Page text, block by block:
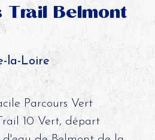
Belmont
la-Loire
Parcours Vert
10 Vert, départ